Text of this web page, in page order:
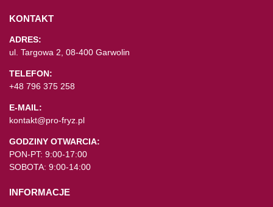
KONTAKT
ADRES:
ul. Targowa 2, 08-400 Garwolin
TELEFON:
+48 796 375 258
E-MAIL:
kontakt@pro-fryz.pl
GODZINY OTWARCIA:
PON-PT: 9:00-17:00
SOBOTA: 9:00-14:00
INFORMACJE